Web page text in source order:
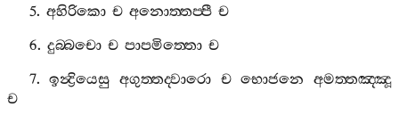
5. අහිරිකො ච අනොත‍්තප‍්පී ච
6. දුබ‍්බචො ච පාපමිත‍්තො ච
7.ඉන්‍ද්‍රියෙසු අගුත‍්තද‍්වාරො ච භොජනෙ
අමත‍්තඤ‍්ඤූ
ච